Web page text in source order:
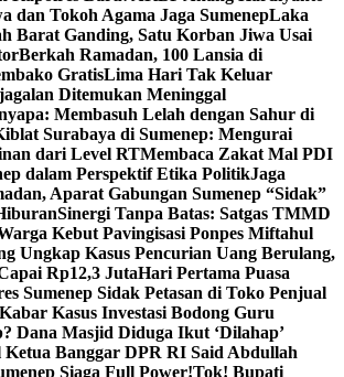
dan Tokoh Agama Jaga SumenepLaka
Barat Ganding, Satu Korban Jiwa Usai
Berkah Ramadan, 100 Lansia di
GratisLima Hari Tak Keluar
Ditemukan Meninggal
Membasuh Lelah dengan Sahur di
Surabaya di Sumenep: Mengurai
dari Level RTMembaca Zakat Mal PDI
dalam Perspektif Etika PolitikJaga
Aparat Gabungan Sumenep “Sidak”
Sinergi Tanpa Batas: Satgas TMMD
Kebut Pavingisasi Ponpes Miftahul
Ungkap Kasus Pencurian Uang Berulang,
Rp12,3 JutaHari Pertama Puasa
Sumenep Sidak Petasan di Toko Penjual
Kasus Investasi Bodong Guru
Dana Masjid Diduga Ikut ‘Dilahap’
Banggar DPR RI Said Abdullah
Siaga Full Power!Tok! Bupati